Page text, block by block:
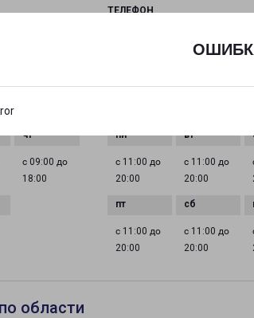
с 09:00 до
18:00
ТЕЛЕФОН
с 11:00 до
20:00
с 11:00 до
20:00
с 11:00 до
20:00
с 11:00 до
20:00
области